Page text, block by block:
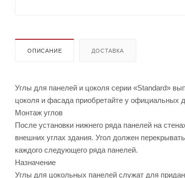
ОПИСАНИЕ ДОСТАВКА
Углы для панелей и цоколя серии «Standard»
цоколя и фасада приобретайте у официальных
Монтаж углов
После установки нижнего ряда панелей на
внешних углах здания. Угол должен
каждого следующего ряда панелей.
Назначение
Углы для цокольных панелей служат для